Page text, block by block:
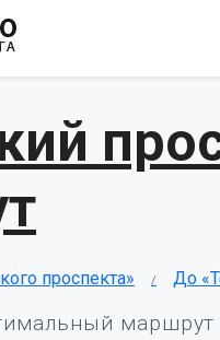
проспекта» До